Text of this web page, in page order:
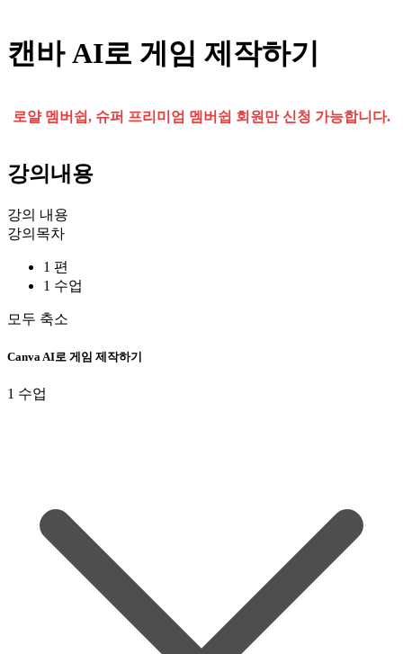
캔바 AI로 게임 제작하기
로얄 멤버쉽, 슈퍼 프리미엄 멤버쉽 회원만 신청 가능합니다.
강의내용
강의 내용
강의목차
1 편
1 수업
모두 축소
Canva AI로 게임 제작하기
1 수업